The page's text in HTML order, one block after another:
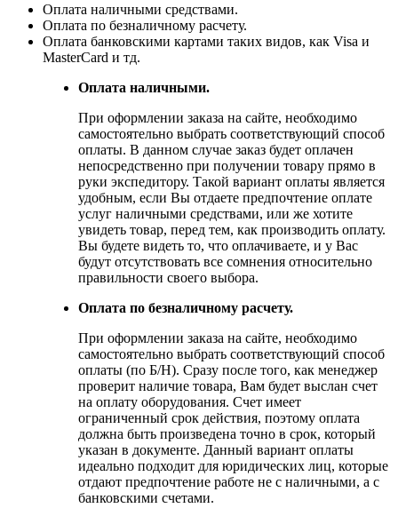
Оплата наличными средствами.
Оплата по безналичному расчету.
Оплата банковскими картами таких видов, как Visa и
MasterCard и тд.
Оплата наличными.
При оформлении заказа на сайте, необходимо
самостоятельно выбрать соответствующий способ
оплаты. В данном случае заказ будет оплачен
непосредственно при получении товару прямо в
руки экспедитору. Такой вариант оплаты является
удобным, если Вы отдаете предпочтение оплате
услуг наличными средствами, или же хотите
увидеть товар, перед тем, как производить оплату.
Вы будете видеть то, что оплачиваете, и у Вас
будут отсутствовать все сомнения относительно
правильности своего выбора.
Оплата по безналичному расчету.
При оформлении заказа на сайте, необходимо
самостоятельно выбрать соответствующий способ
оплаты (по Б/Н). Сразу после того, как менеджер
проверит наличие товара, Вам будет выслан счет
на оплату оборудования. Счет имеет
ограниченный срок действия, поэтому оплата
должна быть произведена точно в срок, который
указан в документе. Данный вариант оплаты
идеально подходит для юридических лиц, которые
отдают предпочтение работе не с наличными, а с
банковскими счетами.